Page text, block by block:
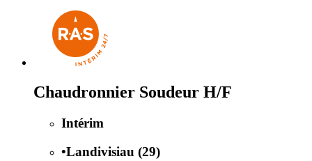
Chaudronnier Soudeur H/F
Intérim
•Landivisiau (29)